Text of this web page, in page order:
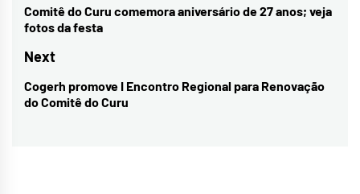
de
Previous
post:
Comitê do Curu comemora aniversário de 27 anos; veja
fotos da festa
Next
Next
post:
Cogerh promove I Encontro Regional para Renovação
do Comitê do Curu